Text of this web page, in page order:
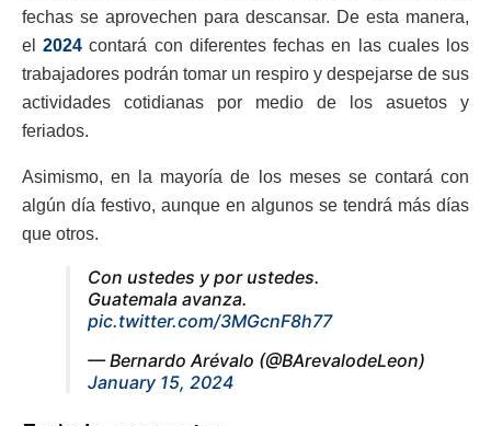
fechas se aprovechen para descansar. De esta manera,
el2024 contará con diferentes fechas en las cuales los
trabajadores podrán tomar un respiro y despejarse de sus
actividades cotidianas por medio de los asuetos y
feriados.
Asimismo, en la mayoría de los meses se contará con
algún día festivo, aunque en algunos se tendrá más días
que otros.
Con ustedes y por ustedes.
Guatemala avanza.
pic.twitter.com/3MGcnF8h77
— Bernardo Arévalo (@BArevalodeLeon)
January 15, 2024